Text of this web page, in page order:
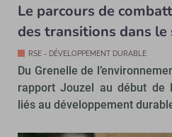
Le parcours de
des transitions dans le
RSE - DÉVELOPPEMENT DURABLE
Du Grenelle de
rapport Jouzel au début de
liés au développement